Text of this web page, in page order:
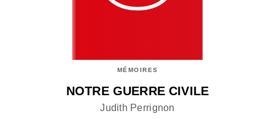
MÉMOIRES
NOTRE GUERRE CIVILE
Judith Perrignon